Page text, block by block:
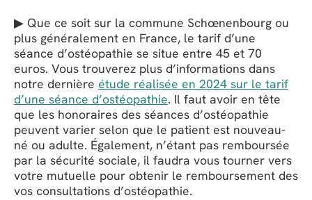
▶ Que ce soit sur la commune Schœnenbourg ou
plus généralement en France, le tarif d’une
séance d’ostéopathie se situe entre 45 et 70
euros. Vous trouverez plus d’informations dans
notre dernière étude réalisée en 2024 sur le tarif
d’une séance d’ostéopathie. Il faut avoir en tête
que les honoraires des séances d’ostéopathie
peuvent varier selon que le patient est nouveau-
né ou adulte. Également, n’étant pas remboursée
par la sécurité sociale, il faudra vous tourner vers
votre mutuelle pour obtenir le remboursement des
vos consultations d’ostéopathie.